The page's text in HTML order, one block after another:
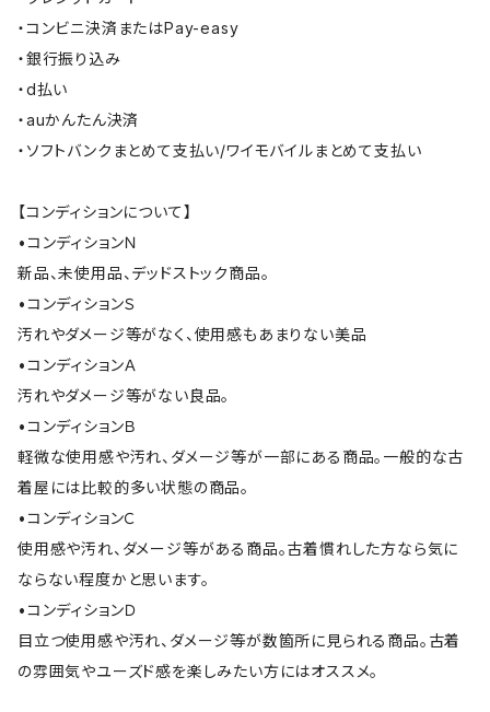
・コンビニ決済またはPay-easy
・銀行振り込み
・d払い
・auかんたん決済
・ソフトバンクまとめて支払い/ワイモバイルまとめて支払い
【コンディションについて】
•コンディションＮ
新品、未使用品、デッドストック商品。
•コンディションＳ
汚れやダメージ等がなく、使用感もあまりない美品
•コンディションＡ
汚れやダメージ等がない良品。
•コンディションＢ
軽微な使用感や汚れ、ダメージ等が一部にある商品。一般的な古
着屋には比較的多い状態の商品。
•コンディションＣ
使用感や汚れ、ダメージ等がある商品。古着慣れした方なら気に
ならない程度かと思います。
•コンディションＤ
目立つ使用感や汚れ、ダメージ等が数箇所に見られる商品。古着
の雰囲気やユーズド感を楽しみたい方にはオススメ。